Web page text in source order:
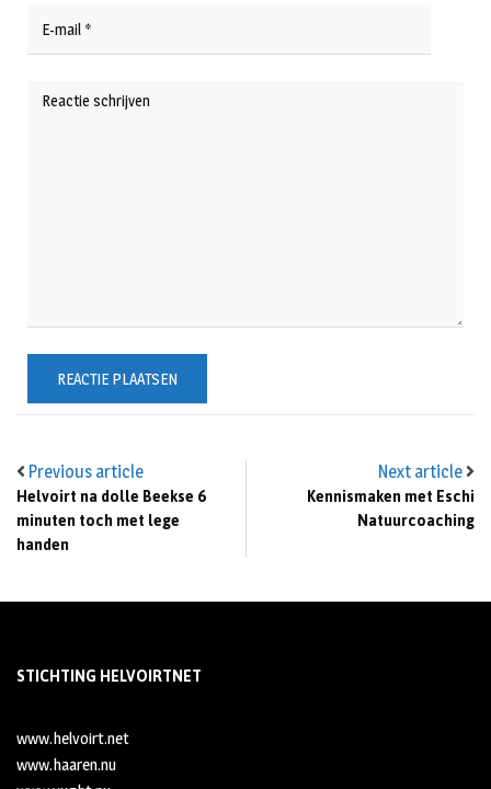
Previous article
Helvoirt na dolle Beekse 6
minuten toch met lege
handen
Next article
Kennismaken met Eschi
Natuurcoaching
STICHTING HELVOIRTNET
www.helvoirt.net
www.haaren.nu